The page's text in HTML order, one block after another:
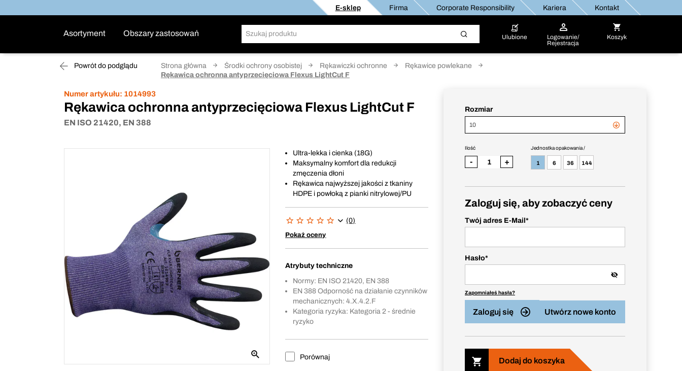
E-sklep Firma Corporate Responsibility Kariera Kontakt
Asortyment Obszary zastosowań Ulubione
Logowanie/
Rejestracja
Koszyk
Powrót do podglądu Strona główna Środki ochrony osobistej Rękawiczki ochronne
Rękawice powlekane
Rękawica ochronna antyprzecięciowa Flexus LightCut F
Numer artykułu: 1014993
Rękawica ochronna antyprzecięciowa Flexus LightCut F
EN ISO 21420, EN 388
Ultra-lekka i cienka (18G)
Maksymalny komfort dla redukcji
zmęczenia dłoni
Rękawica najwyższej jakości z tkaniny
HDPE i powłoką z pianki nitrylowej/PU
(0)
Pokaż oceny
Atrybuty techniczne
Normy: EN ISO 21420, EN 388
EN 388 Odporność na działanie czynników
mechanicznych: 4.X.4.2.F
Kategoria ryzyka: Kategoria 2 - średnie
ryzyko
Porównaj
Rozmiar
10
Jednostka opakowania /
1 6 36 144
Ilość
- +
Zaloguj się, aby zobaczyć ceny
Twój adres E-Mail *
Hasło*
Zapomniałeś hasła?
Zaloguj się Utwórz nowe konto
Dodaj do koszyka